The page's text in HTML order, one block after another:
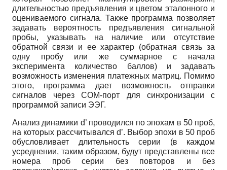
длительностью предъявления и цветом эталонного и
оцениваемого сигнала. Также программа позволяет
задавать вероятность предъявления сигнальной
пробы, указывать на наличие или отсутствие
обратной связи и ее характер (обратная связь за
одну пробу или же суммарное с начала
эксперимента количество баллов) и задавать
возможность изменения платежных матриц. Помимо
этого, программа дает возможность отправки
сигналов через COM-порт для синхронизации с
программой записи ЭЭГ.
Анализ динамики d’ проводился по эпохам в 50 проб,
на которых рассчитывался d’. Выбор эпохи в 50 проб
обусловливает длительность серии (в каждом
усреднении, таким образом, будут представлены все
номера проб серии без повторов и без